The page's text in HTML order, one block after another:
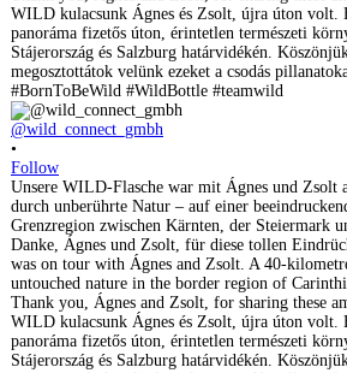
@wild_connect_gmbh
•
Follow
Unsere WILD-Flasche war mit Ágnes und Zsolt
durch unberührte Natur – auf einer
Grenzregion zwischen Kärnten, der Steiermark
Danke, Ágnes und Zsolt, für diese tollen
was on tour with Ágnes and Zsolt. A 40-
untouched nature in the border region of
Thank you, Ágnes and Zsolt, for sharing these
WILD kulacsunk Ágnes és Zsolt, újra úton volt.
panoráma fizetős úton, érintetlen természeti
Stájerország és Salzburg határvidékén.